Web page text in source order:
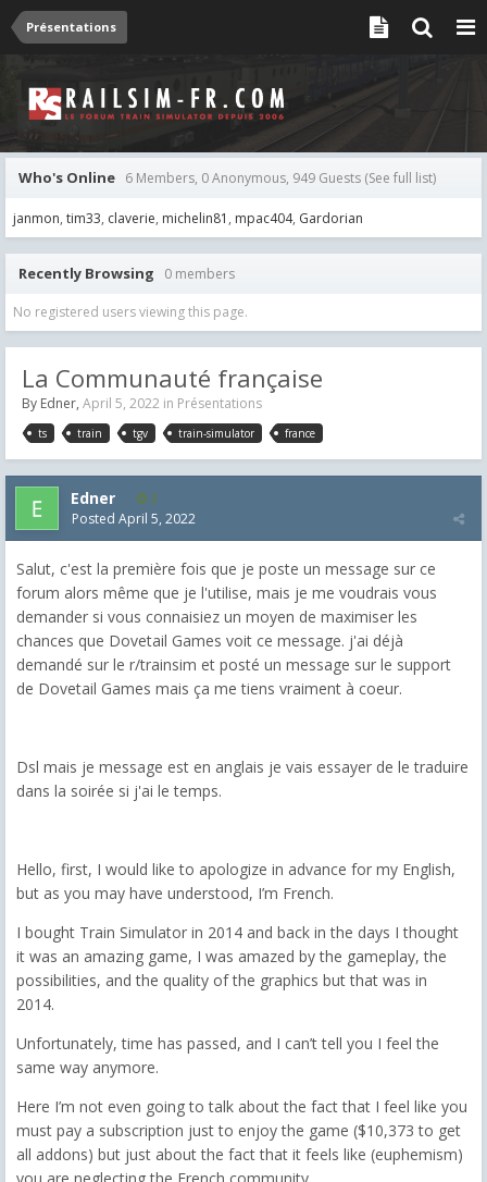
Présentations
Who's Online 6 Members, 0 Anonymous, 949 Guests (See full list)
janmon tim33 claverie michelin81 mpac404 Gardorian
Recently Browsing 0 members
No registered users viewing this page.
La Communauté française
By Edner, April 5, 2022 in Présentations
ts train tgv train-simulator france
Edner 2
Posted April 5, 2022
Salut, c'est la première fois que je poste un message sur ce
forum alors même que je l'utilise, mais je me voudrais vous
demander si vous connaisiez un moyen de maximiser les
chances que Dovetail Games voit ce message. j'ai déjà
demandé sur le r/trainsim et posté un message sur le support
de Dovetail Games mais ça me tiens vraiment à coeur.
Dsl mais je message est en anglais je vais essayer de le traduire
dans la soirée si j'ai le temps.
Hello, first, I would like to apologize in advance for my English,
but as you may have understood, I’m French.
I bought Train Simulator in 2014 and back in the days I thought
it was an amazing game, I was amazed by the gameplay, the
possibilities, and the quality of the graphics but that was in
2014.
Unfortunately, time has passed, and I can’t tell you I feel the
same way anymore.
Here I’m not even going to talk about the fact that I feel like you
must pay a subscription just to enjoy the game ($10,373 to get
all addons) but just about the fact that it feels like (euphemism)